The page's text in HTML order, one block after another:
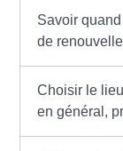
Savoir
de
Choisir le
en général,